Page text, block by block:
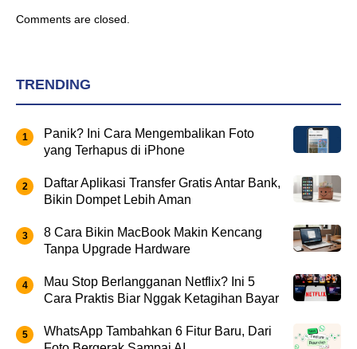
Comments are closed.
TRENDING
Panik? Ini Cara Mengembalikan Foto
yang Terhapus di iPhone
Daftar Aplikasi Transfer Gratis Antar Bank,
Bikin Dompet Lebih Aman
8 Cara Bikin MacBook Makin Kencang
Tanpa Upgrade Hardware
Mau Stop Berlangganan Netflix? Ini 5
Cara Praktis Biar Nggak Ketagihan Bayar
WhatsApp Tambahkan 6 Fitur Baru, Dari